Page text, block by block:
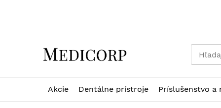
Akcie Dentálne prístroje Príslušenstvo a